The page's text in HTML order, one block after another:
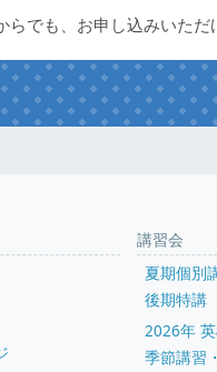
でも、お申し込みいただ
講習会
夏期個別
後期特講
2026年
季節講習